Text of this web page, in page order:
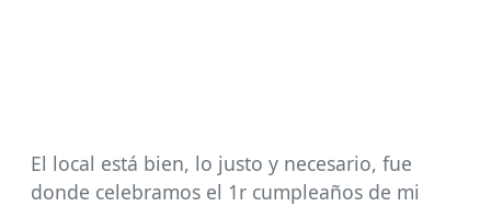
El local está bien, lo justo y necesario, fue
donde celebramos el 1r cumpleaños de mi